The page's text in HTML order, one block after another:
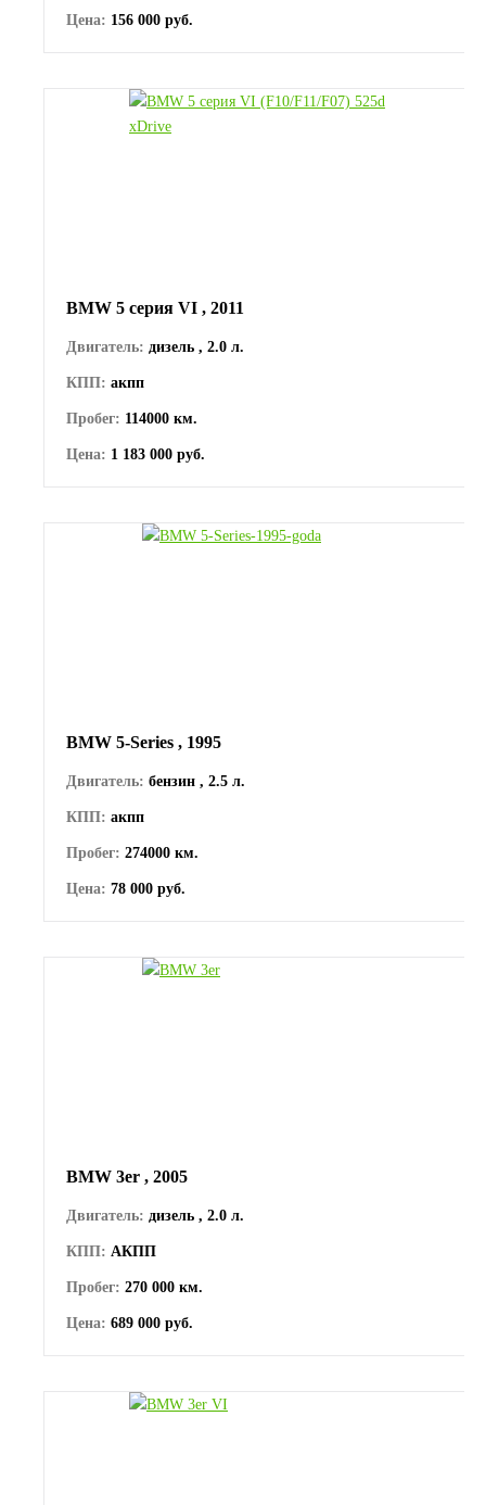
Цена: 156 000 руб.
BMW 5 серия VI , 2011
Двигатель: дизель , 2.0 л.
КПП: акпп
Пробег: 114000 км.
Цена: 1 183 000 руб.
BMW 5-Series , 1995
Двигатель: бензин , 2.5 л.
КПП: акпп
Пробег: 274000 км.
Цена: 78 000 руб.
BMW 3er , 2005
Двигатель: дизель , 2.0 л.
КПП: АКПП
Пробег: 270 000 км.
Цена: 689 000 руб.